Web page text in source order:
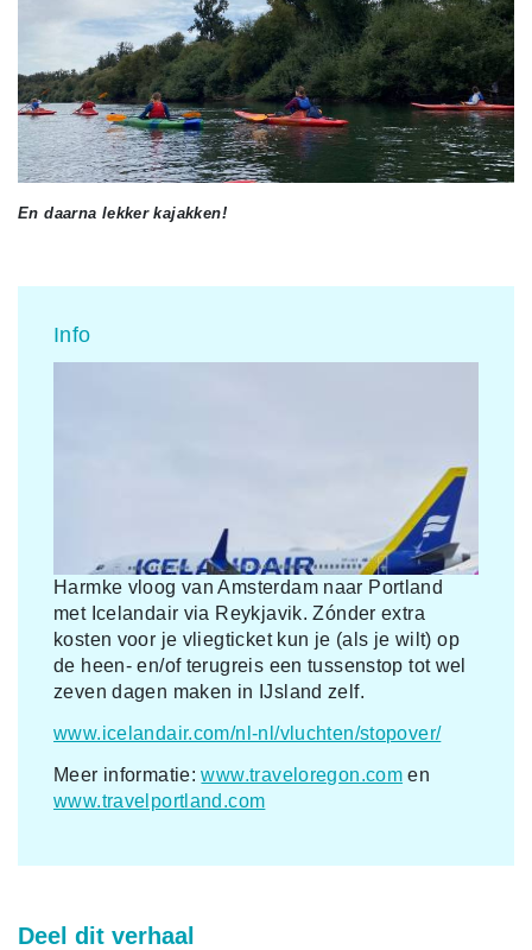
En daarna lekker kajakken!
Info
Harmke vloog van Amsterdam naar Portland
met Icelandair via Reykjavik. Zónder extra
kosten voor je vliegticket kun je (als je wilt) op
de heen- en/of terugreis een tussenstop tot wel
zeven dagen maken in IJsland zelf.
www.icelandair.com/nl-nl/vluchten/stopover/
Meer informatie:www.traveloregon.com en
www.travelportland.com
Deel dit verhaal